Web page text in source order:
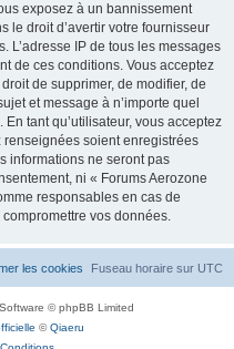
exposez à un bannissement
le droit d’avertir votre fournisseur
L’adresse IP de tous les messages
de ces conditions. Vous acceptez
de supprimer, de modifier, de
et message à n’importe quel
tant qu’utilisateur, vous acceptez
soient enregistrées
informations ne seront pas
ni « Forums Aerozone
responsables en cas de
vos données.
Fuseau horaire sur UTC
les cookies
© phpBB Limited
©Qiaeru